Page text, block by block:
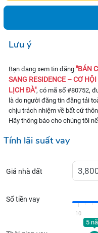
Lưu ý
Bạn đang xem tin đăng "BÁN
SANG RESIDENCE – CƠ
LỊCH ĐÀ", có mã số #80752,
là do người đăng tin đăng tải
chịu trách nhiệm về bất cứ
Hãy thông báo cho chúng tôi
Tính lãi suất vay
Giá nhà đất
Số tiền vay
10
5